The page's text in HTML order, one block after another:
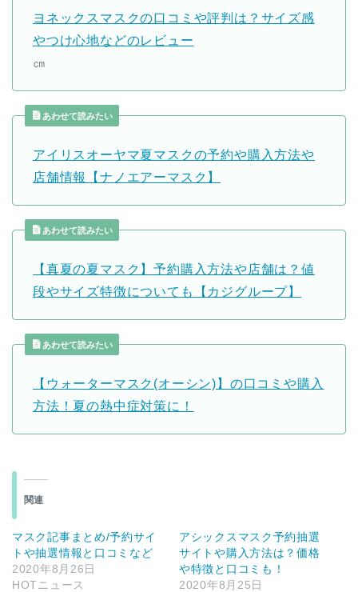
ヨネックスマスクの口コミや評判は？サイズ感
やつけ心地などのレビュー
㎝
あわせて読みたい
アイリスオーヤマ夏マスクの予約や購入方法や
店舗情報【ナノエアーマスク】
あわせて読みたい
【真夏の夏マスク】予約購入方法や店舗は？値
段やサイズ特徴についても【カジグループ】
あわせて読みたい
【ウォーターマスク(オーシン)】の口コミや購入
方法！夏の熱中症対策に！
関連
マスク記事まとめ/予約サイ
トや抽選情報と口コミなど
2020年8月26日
HOTニュース
アシックスマスク予約抽選
サイトや購入方法は？価格
や特徴と口コミも！
2020年8月25日